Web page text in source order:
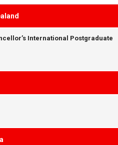
International Postgraduate